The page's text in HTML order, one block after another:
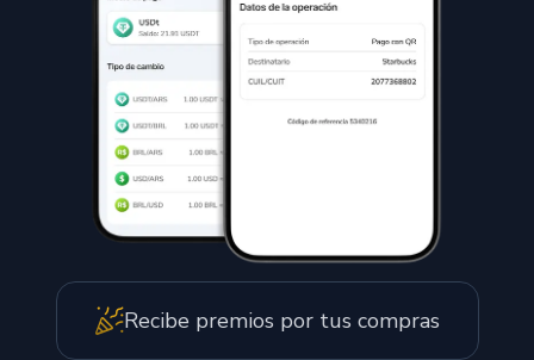
Recibe premios por tus compras